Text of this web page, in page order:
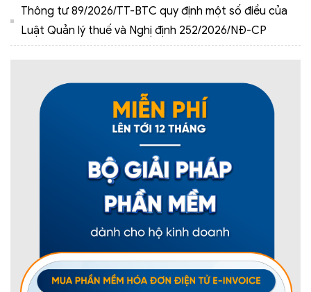
Thông tư 89/2026/TT-BTC quy định một số điều của
Luật Quản lý thuế và Nghị định 252/2026/NĐ-CP